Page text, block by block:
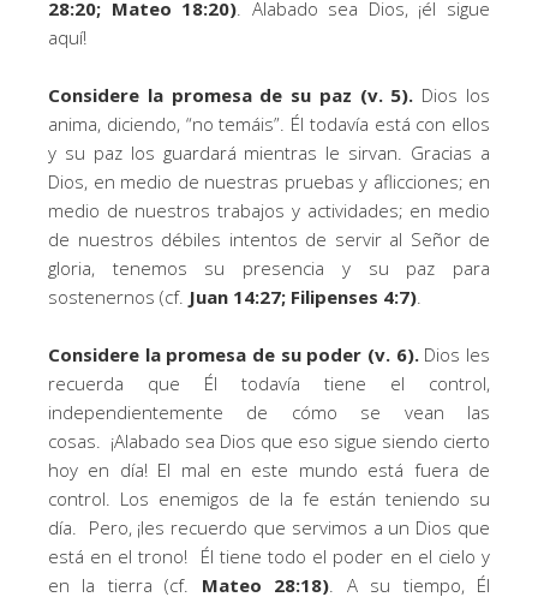
28:20; Mateo 18:20) . Alabado sea Dios, ¡él sigue
aquí!
Considere la promesa de su paz (v. 5). Dios los
anima, diciendo, “no temáis”. Él todavía está con ellos
y su paz los guardará mientras le sirvan. Gracias a
Dios, en medio de nuestras pruebas y aflicciones; en
medio de nuestros trabajos y actividades; en medio
de nuestros débiles intentos de servir al Señor de
gloria, tenemos su presencia y su paz para
sostenernos (cf. Juan 14:27; Filipenses 4:7)
Considere la promesa de su poder (v. 6). Dios les
recuerda que Él todavía tiene el control,
independientemente de cómo se vean las
cosas. ¡Alabado sea Dios que eso sigue siendo cierto
hoy en día! El mal en este mundo está fuera de
control. Los enemigos de la fe están teniendo su
día. Pero, ¡les recuerdo que servimos a un Dios que
está en el trono! Él tiene todo el poder en el cielo y
en la tierra (cf. Mateo 28:18) . A su tiempo, Él